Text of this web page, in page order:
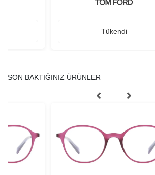
Tükendi
SON BAKTIĞINIZ ÜRÜNLER